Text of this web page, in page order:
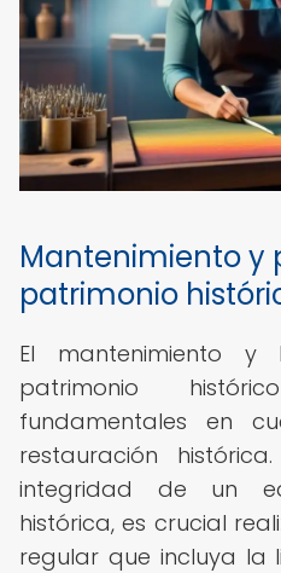
Mantenimiento y
patrimonio
El mantenimiento y
patrimonio
fundamentales en
restauración
integridad de un
histórica, es crucial
regular que incluya la